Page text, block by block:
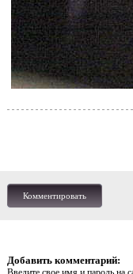
Комментировать
Добавить комментарий: